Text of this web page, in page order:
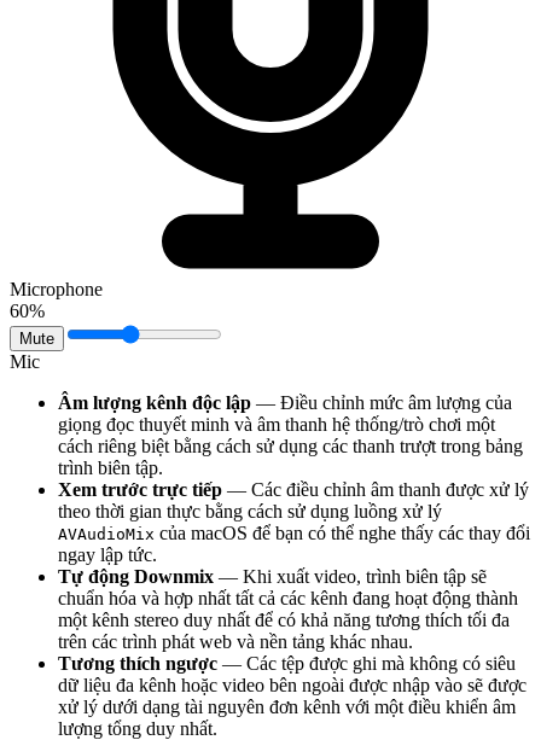
Microphone
60%
Mute
Mic
Âm lượng kênh độc lập — Điều chỉnh mức âm lượng của
giọng đọc thuyết minh và âm thanh hệ thống/trò chơi một
cách riêng biệt bằng cách sử dụng các thanh trượt trong bảng
trình biên tập.
Xem trước trực tiếp — Các điều chỉnh âm thanh được xử lý
theo thời gian thực bằng cách sử dụng luồng xử lý
AVAudioMix của macOS để bạn có thể nghe thấy các thay đổi
ngay lập tức.
Tự động Downmix — Khi xuất video, trình biên tập sẽ
chuẩn hóa và hợp nhất tất cả các kênh đang hoạt động thành
một kênh stereo duy nhất để có khả năng tương thích tối đa
trên các trình phát web và nền tảng khác nhau.
Tương thích ngược — Các tệp được ghi mà không có siêu
dữ liệu đa kênh hoặc video bên ngoài được nhập vào sẽ được
xử lý dưới dạng tài nguyên đơn kênh với một điều khiển âm
lượng tổng duy nhất.